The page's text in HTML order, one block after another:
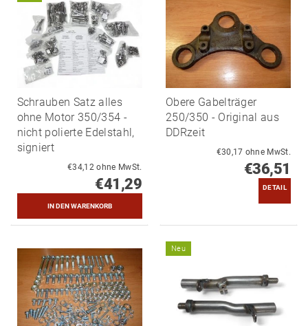
Schrauben Satz alles
ohne Motor 350/354 -
nicht polierte Edelstahl,
signiert
€34,12 ohne MwSt.
€41,29
Obere Gabelträger
250/350 - Original aus
DDRzeit
€30,17 ohne MwSt.
€36,51
DETAIL
Neu